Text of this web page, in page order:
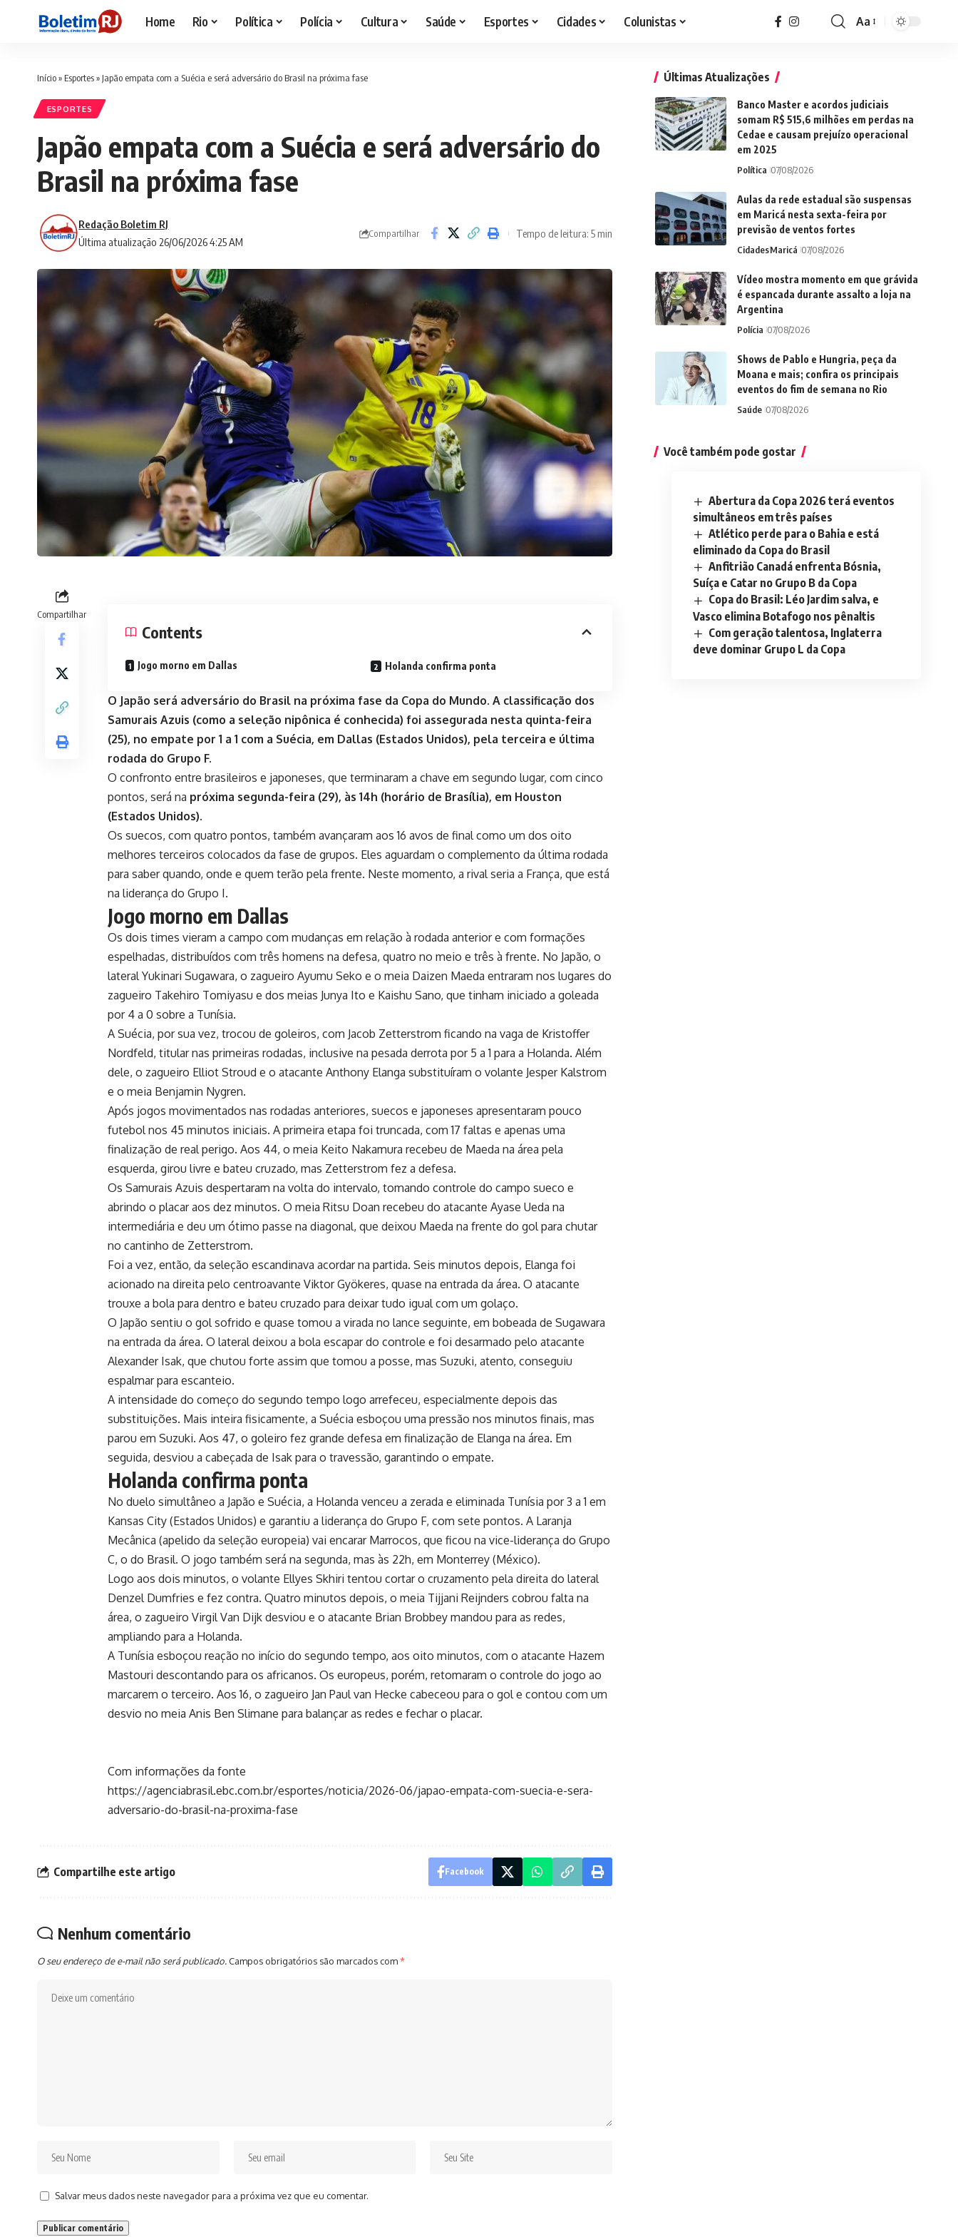
Home Rio Política Polícia Cultura Saúde Esportes Cidades Colunistas
Font
Aa
Início» Esportes» Japão empata com a Suécia e será adversário do Brasil na próxima fase
ESPORTES
Japão empata com a Suécia e será adversário do
Brasil na próxima fase
Última atualização 26/06/2026 4:25 AM
Redação Boletim RJ
Compartilhar Tempo de leitura: 5 min
Compartilhar
Contents
Jogo morno em Dallas Holanda confirma ponta
O Japão será adversário do Brasil na próxima fase da Copa do Mundo. A classificação dos
Samurais Azuis (como a seleção nipônica é conhecida) foi assegurada nesta quinta-feira
(25), no empate por 1 a 1 com a Suécia, em Dallas (Estados Unidos), pela terceira e última
rodada do Grupo F.
O confronto entre brasileiros e japoneses, que terminaram a chave em segundo lugar, com cinco
pontos, será na próxima segunda-feira (29), às 14h (horário de Brasília), em Houston
(Estados Unidos).
Os suecos, com quatro pontos, também avançaram aos 16 avos de final como um dos oito
melhores terceiros colocados da fase de grupos. Eles aguardam o complemento da última rodada
para saber quando, onde e quem terão pela frente. Neste momento, a rival seria a França, que está
na liderança do Grupo I.
Jogo morno em Dallas
Os dois times vieram a campo com mudanças em relação à rodada anterior e com formações
espelhadas, distribuídos com três homens na defesa, quatro no meio e três à frente. No Japão, o
lateral Yukinari Sugawara, o zagueiro Ayumu Seko e o meia Daizen Maeda entraram nos lugares do
zagueiro Takehiro Tomiyasu e dos meias Junya Ito e Kaishu Sano, que tinham iniciado a goleada
por 4 a 0 sobre a Tunísia.
A Suécia, por sua vez, trocou de goleiros, com Jacob Zetterstrom ficando na vaga de Kristoffer
Nordfeld, titular nas primeiras rodadas, inclusive na pesada derrota por 5 a 1 para a Holanda. Além
dele, o zagueiro Elliot Stroud e o atacante Anthony Elanga substituíram o volante Jesper Kalstrom
e o meia Benjamin Nygren.
Após jogos movimentados nas rodadas anteriores, suecos e japoneses apresentaram pouco
futebol nos 45 minutos iniciais. A primeira etapa foi truncada, com 17 faltas e apenas uma
finalização de real perigo. Aos 44, o meia Keito Nakamura recebeu de Maeda na área pela
esquerda, girou livre e bateu cruzado, mas Zetterstrom fez a defesa.
Os Samurais Azuis despertaram na volta do intervalo, tomando controle do campo sueco e
abrindo o placar aos dez minutos. O meia Ritsu Doan recebeu do atacante Ayase Ueda na
intermediária e deu um ótimo passe na diagonal, que deixou Maeda na frente do gol para chutar
no cantinho de Zetterstrom.
Foi a vez, então, da seleção escandinava acordar na partida. Seis minutos depois, Elanga foi
acionado na direita pelo centroavante Viktor Gyökeres, quase na entrada da área. O atacante
trouxe a bola para dentro e bateu cruzado para deixar tudo igual com um golaço.
O Japão sentiu o gol sofrido e quase tomou a virada no lance seguinte, em bobeada de Sugawara
na entrada da área. O lateral deixou a bola escapar do controle e foi desarmado pelo atacante
Alexander Isak, que chutou forte assim que tomou a posse, mas Suzuki, atento, conseguiu
espalmar para escanteio.
A intensidade do começo do segundo tempo logo arrefeceu, especialmente depois das
substituições. Mais inteira fisicamente, a Suécia esboçou uma pressão nos minutos finais, mas
parou em Suzuki. Aos 47, o goleiro fez grande defesa em finalização de Elanga na área. Em
seguida, desviou a cabeçada de Isak para o travessão, garantindo o empate.
Holanda confirma ponta
No duelo simultâneo a Japão e Suécia, a Holanda venceu a zerada e eliminada Tunísia por 3 a 1 em
Kansas City (Estados Unidos) e garantiu a liderança do Grupo F, com sete pontos. A Laranja
Mecânica (apelido da seleção europeia) vai encarar Marrocos, que ficou na vice-liderança do Grupo
C, o do Brasil. O jogo também será na segunda, mas às 22h, em Monterrey (México).
Logo aos dois minutos, o volante Ellyes Skhiri tentou cortar o cruzamento pela direita do lateral
Denzel Dumfries e fez contra. Quatro minutos depois, o meia Tijjani Reijnders cobrou falta na
área, o zagueiro Virgil Van Dijk desviou e o atacante Brian Brobbey mandou para as redes,
ampliando para a Holanda.
A Tunísia esboçou reação no início do segundo tempo, aos oito minutos, com o atacante Hazem
Mastouri descontando para os africanos. Os europeus, porém, retomaram o controle do jogo ao
marcarem o terceiro. Aos 16, o zagueiro Jan Paul van Hecke cabeceou para o gol e contou com um
desvio no meia Anis Ben Slimane para balançar as redes e fechar o placar.
Com informações da fonte
https://agenciabrasil.ebc.com.br/esportes/noticia/2026-06/japao-empata-com-suecia-e-sera-
adversario-do-brasil-na-proxima-fase
Compartilhe este artigo Facebook
Nenhum comentário
O seu endereço de e-mail não será publicado. Campos obrigatórios são marcados com*
Salvar meus dados neste navegador para a próxima vez que eu comentar.
Últimas Atualizações
Banco Master e acordos judiciais
somam R$ 515,6 milhões em perdas na
Cedae e causam prejuízo operacional
em 2025
Política 07/08/2026
Aulas da rede estadual são suspensas
em Maricá nesta sexta-feira por
previsão de ventos fortes
CidadesMaricá 07/08/2026
Vídeo mostra momento em que grávida
é espancada durante assalto a loja na
Argentina
Polícia 07/08/2026
Shows de Pablo e Hungria, peça da
Moana e mais; confira os principais
eventos do fim de semana no Rio
Saúde 07/08/2026
Você também pode gostar
Abertura da Copa 2026 terá eventos
simultâneos em três países
Atlético perde para o Bahia e está
eliminado da Copa do Brasil
Anfitrião Canadá enfrenta Bósnia,
Suíça e Catar no Grupo B da Copa
Copa do Brasil: Léo Jardim salva, e
Vasco elimina Botafogo nos pênaltis
Com geração talentosa, Inglaterra
deve dominar Grupo L da Copa